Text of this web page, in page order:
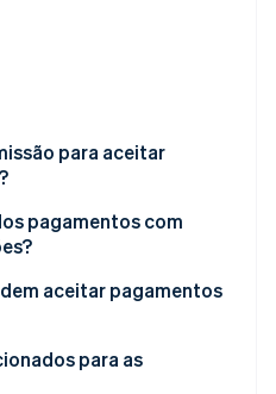
construindo a infraestrutura
para aceitar
pagamentos com
aceitar pagamentos
para as